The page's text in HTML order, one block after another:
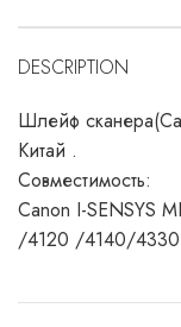
DESCRIPTION
Шлейф
Китай .
Совместимость:
Canon I-SENSYS
/4120 /4140/4330